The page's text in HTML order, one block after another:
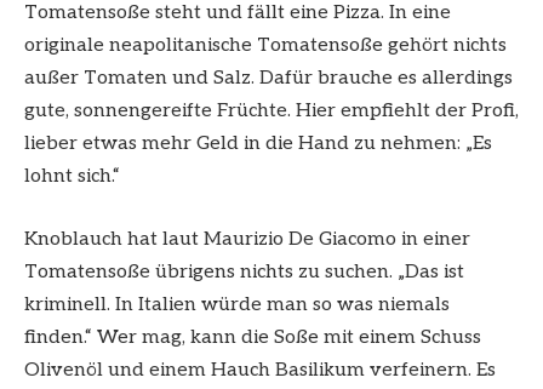
Tomatensoße steht und fällt eine Pizza. In eine
originale neapolitanische Tomatensoße gehört nichts
außer Tomaten und Salz. Dafür brauche es allerdings
gute, sonnengereifte Früchte. Hier empfiehlt der Profi,
lieber etwas mehr Geld in die Hand zu nehmen: „Es
lohnt sich.“
Knoblauch hat laut Maurizio De Giacomo in einer
Tomatensoße übrigens nichts zu suchen. „Das ist
kriminell. In Italien würde man so was niemals
finden.“ Wer mag, kann die Soße mit einem Schuss
Olivenöl und einem Hauch Basilikum verfeinern. Es